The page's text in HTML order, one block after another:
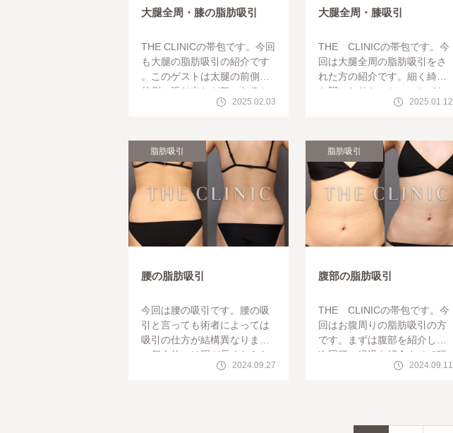
大腿全周・膝の脂肪吸引
THE CLINICの帯包です。今回
も大腿の脂肪吸引の紹介です
。このゲストは太腿の前側と
外側の張り出しが気になると
の事でした。もともと身長も
2025.02.03
大腿全周・膝吸引
THE CLINICの帯包です。今
回は大腿全周の脂肪吸引をさ
れた方の紹介です。細く綺麗
な脚になりたいとのことでし
た。比較写真を見てみましょ
2025.01.12
脂肪吸引
腰の脂肪吸引
今回は腰の吸引です。腰の吸
引と言っても術者によっては
吸引の仕方が結構異なります
。個人的には胴が長くならな
いように気を付けて変化がで
2024.09.27
脂肪吸引
腹部の脂肪吸引
THE CLINICの帯包です。今
回はお腹周りの脂肪吸引の方
です。まずは腹部を紹介して
次回腰の経過を紹介させて頂
きます。腹部は広めにたるみ
2024.09.11